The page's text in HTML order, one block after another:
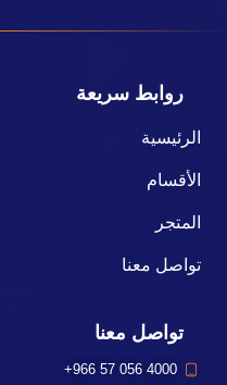
روابط سريعة
الرئيسية
الأقسام
المتجر
تواصل معنا
تواصل معنا
+966 57 056 4000